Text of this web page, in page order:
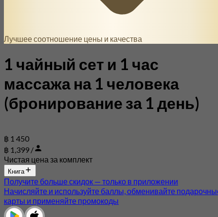
Лучшее соотношение цены и качества
1 чайный сет и 1 час
массажа на 1 человека
(бронирование за 1 день)
฿ 1 450
฿ 1,399 /
Чистая цена за комплект
Книга
Получите больше скидок — только в приложении
Начисляйте и используйте баллы, обменивайте
карты и применяйте промокоды